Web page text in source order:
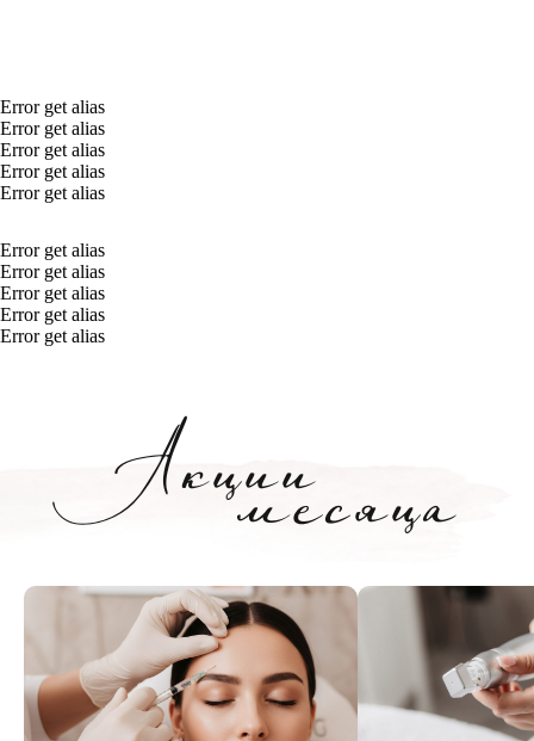
Error get alias
Error get alias
Error get alias
Error get alias
Error get alias
Error get alias
Error get alias
Error get alias
Error get alias
Error get alias
Оборудование
Beautylizer сочетает в себе ультразвуковую
чистку, фонофорез и микротоковую терапию,
обеспечивая глубокое очищение, лифтинг и
Beautylizer
Heleo Pro LED — это профессиональная
светодиодная матрица с 4 спектрами излучения,
которая решает проблемы акне, старения и
пигментации, стимулируя регенерацию кожи на
клеточном уровне.
Heleo Pro Led